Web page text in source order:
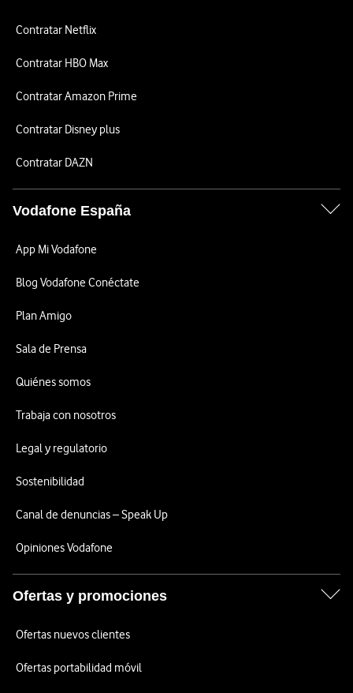
Contratar Netflix
Contratar HBO Max
Contratar Amazon Prime
Contratar Disney plus
Contratar DAZN
Vodafone España
App Mi Vodafone
Blog Vodafone Conéctate
Plan Amigo
Sala de Prensa
Quiénes somos
Trabaja con nosotros
Legal y regulatorio
Sostenibilidad
Canal de denuncias – Speak Up
Opiniones Vodafone
Ofertas y promociones
Ofertas nuevos clientes
Ofertas portabilidad móvil